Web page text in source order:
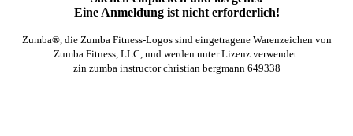
Eine Anmeldung ist nicht erforderlich!
Zumba®, die Zumba Fitness-Logos sind eingetragene Warenzeichen von
Zumba Fitness, LLC, und werden unter Lizenz verwendet.
zin zumba instructor christian bergmann 649338